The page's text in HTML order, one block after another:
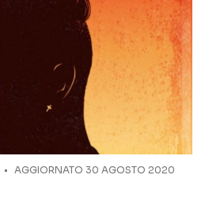
AGGIORNATO 30 AGOSTO 2020